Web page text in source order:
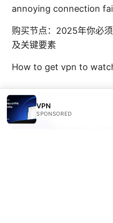
annoying connection
购买节点：2025年你必
及关键要素
How to get vpn to
VPN
SPONSORED